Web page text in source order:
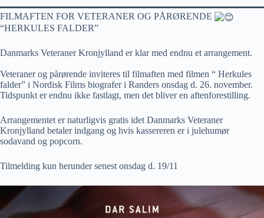
FILMAFTEN FOR VETERANER OG PÅRØRENDE
“HERKULES FALDER”
Danmarks Veteraner Kronjylland er klar med endnu et arrangement.
Veteraner og pårørende inviteres til filmaften med filmen “ Herkules
falder” i Nordisk Films biografer i Randers onsdag d. 26. november.
Tidspunkt er endnu ikke fastlagt, men det bliver en aftenforestilling.
Arrangementet er naturligvis gratis idet Danmarks Veteraner
Kronjylland betaler indgang og hvis kassereren er i julehumør
sodavand og popcorn.
Tilmelding kun herunder senest onsdag d. 19/11